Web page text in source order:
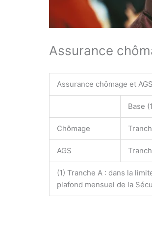
Assurance
Assurance chômage et
Base
Chômage
AGS
(1) Tranche A : dans la
plafond mensuel de la